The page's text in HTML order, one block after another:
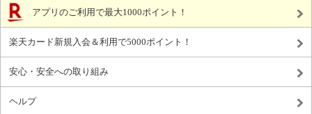
アプリのご利用で最大1000ポイント！
楽天カード新規入会＆利用で5000ポイント！
安心・安全への取り組み
ヘルプ